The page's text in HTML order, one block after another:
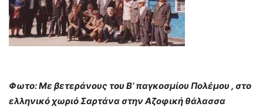
Φωτο: Με βετεράνους του Β’ παγκοσμίου Πολέμου , στο
ελληνικό χωριό Σαρτάνα στην Αζοφική θάλασσα